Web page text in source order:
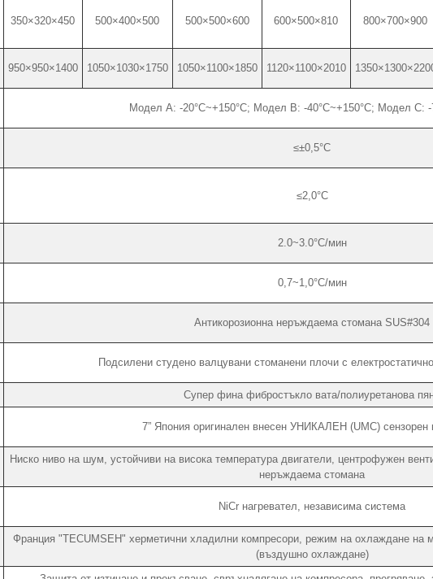
350×320×450 500×400×500 500×500×600 600×500×810 800×700×900
950×950×1400 1050×1030×1750 1050×1100×1850 1120×1100×2010
Модел A: -20°C~+150°C; Модел B: -40°C~+150°C; Модел C: -
≤±0,5°C
≤2,0°C
2.0~3.0°C/мин
0,7~1,0°C/мин
Антикорозионна неръждаема стомана SUS#304
Подсилени студено валцувани стоманени плочи с
Супер фина фибростъкло вата/полиуретанова
7” Япония оригинален внесен УНИКАЛЕН (UMC) сензорен
Ниско ниво на шум, устойчиви на висока температура двигатели, центрофужен
неръждаема стомана
NiCr нагревател, независима система
Франция "TECUMSEH" херметични хладилни компресори, режим на охлаждане
(въздушно охлаждане)